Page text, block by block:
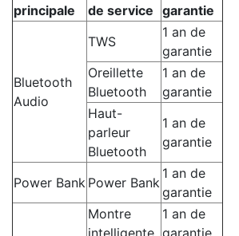
principale
de service garantie
Bluetooth
Audio
TWS
1 an de
garantie
Oreillette
Bluetooth
1 an de
garantie
Haut-
parleur
Bluetooth
1 an de
garantie
Power Bank Power Bank
1 an de
garantie
Montre
intelligente
1 an de
garantie